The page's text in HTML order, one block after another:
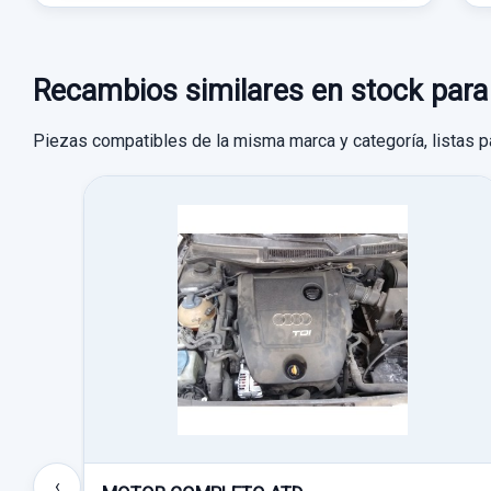
Recambios similares en stock
Piezas compatibles de la misma marca y categoría, listas
‹